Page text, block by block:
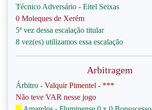
Técnico Adversário - Eitel Seixas
0 Moleques de Xerém
5ª vez dessa escalação titular
8 vez(es) utilizamos essa escalação
Arbitragem
Árbitro - Valquir Pimentel - ***
Não teve VAR nesse jogo